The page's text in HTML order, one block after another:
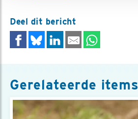
Deel dit bericht
Gerelateerde items